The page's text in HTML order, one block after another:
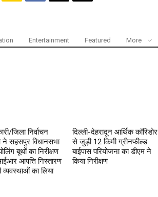
Entertainment Featured More
जिला निर्वाचन
ने सहसपुर विधानसभा
बूथों का निरीक्षण
आपत्ति निस्तारण
व्यवस्थाओं का लिया
दिल्ली-देहरादून आर्थिक कॉरिडोर
से जुड़ी 12 किमी ग्रीनफील्ड
बाईपास परियोजना का डीएम ने
किया निरीक्षण